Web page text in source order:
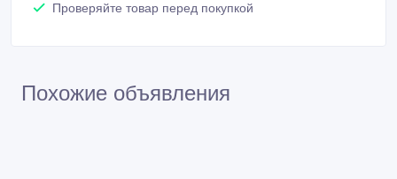
Проверяйте товар перед покупкой
Похожие объявления